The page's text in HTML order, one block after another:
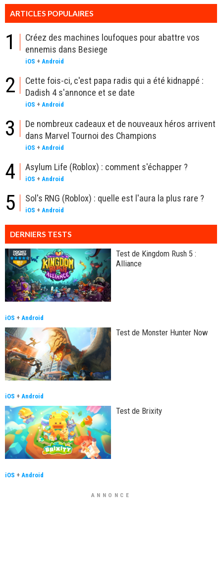
ARTICLES POPULAIRES
1
Créez des machines loufoques pour abattre vos
ennemis dans Besiege
iOS + Android
2
Cette fois-ci, c'est papa radis qui a été kidnappé :
Dadish 4 s'annonce et se date
iOS + Android
3
De nombreux cadeaux et de nouveaux héros arrivent
dans Marvel Tournoi des Champions
iOS + Android
4 Asylum Life (Roblox) : comment s'échapper ?
iOS + Android
5 Sol's RNG (Roblox) : quelle est l'aura la plus rare ?
iOS + Android
DERNIERS TESTS
Test de Kingdom Rush 5 :
Alliance
iOS + Android
Test de Monster Hunter Now
iOS + Android
Test de Brixity
iOS + Android
ANNONCE